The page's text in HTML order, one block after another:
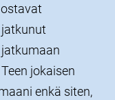
jokaisen
enkä siten,